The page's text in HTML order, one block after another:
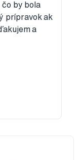
by bola
prípravok ak
a